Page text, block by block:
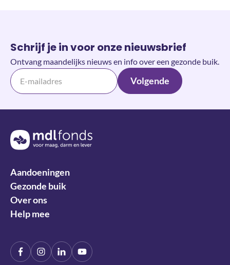
Schrijf je in voor onze nieuwsbrief
Ontvang maandelijks nieuws en info over een gezonde buik.
Volgende
Terug naar de homepage
Aandoeningen
Gezonde buik
Over ons
Help mee
FacebookInstagram
LinkInYouTube